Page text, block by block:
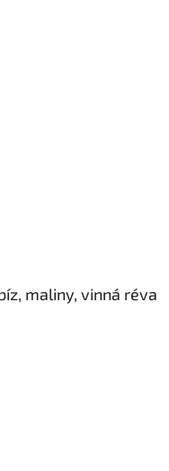
maliny, vinná réva